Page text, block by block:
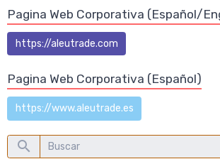
Pagina Web Corporativa (Español/
https://aleutrade.com
Pagina Web Corporativa (Español)
https://www.aleutrade.es